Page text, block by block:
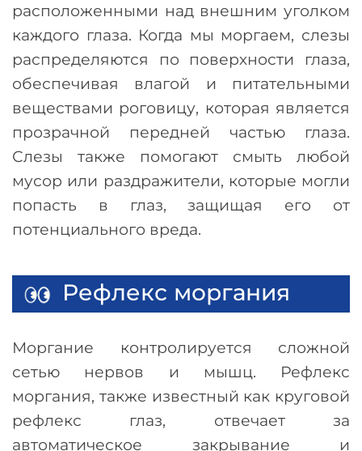
расположенными над внешним уголком
каждого глаза. Когда мы моргаем, слезы
распределяются по поверхности глаза,
обеспечивая влагой и питательными
веществами роговицу, которая является
прозрачной передней частью глаза.
Слезы также помогают смыть любой
мусор или раздражители, которые могли
попасть в глаз, защищая его от
потенциального вреда.
Рефлекс моргания
Моргание контролируется сложной
сетью нервов и мышц. Рефлекс
моргания, также известный как круговой
рефлекс глаз, отвечает за
автоматическое закрывание и